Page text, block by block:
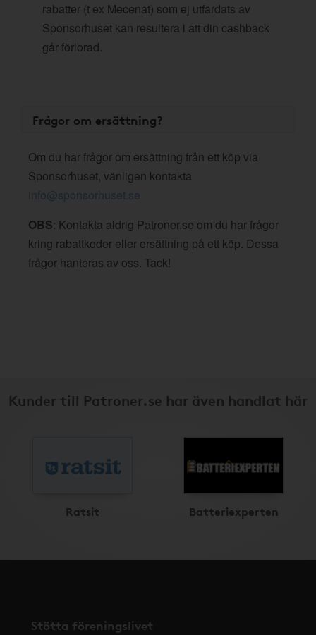
rabatter (t ex Mecenat) som ej utfärdats av
Sponsorhuset kan resultera i att din cashback
går förlorad.
Frågor om ersättning?
Om du har frågor om ersättning från ett köp via
Sponsorhuset, vänligen kontakta
info@sponsorhuset.se
OBS: Kontakta aldrig Patroner.se om du har frågor
kring rabattkoder eller ersättning på ett köp. Dessa
frågor hanteras av oss. Tack!
Kunder till Patroner.se har även handlat här
Ratsit Batteriexperten
Stötta föreningslivet